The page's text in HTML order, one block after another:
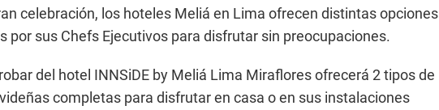
celebración, los hoteles Meliá en Lima ofrecen distintas opciones
por sus Chefs Ejecutivos para disfrutar sin preocupaciones.
del hotel INNSiDE by Meliá Lima Miraflores ofrecerá 2 tipos de
completas para disfrutar en casa o en sus instalaciones